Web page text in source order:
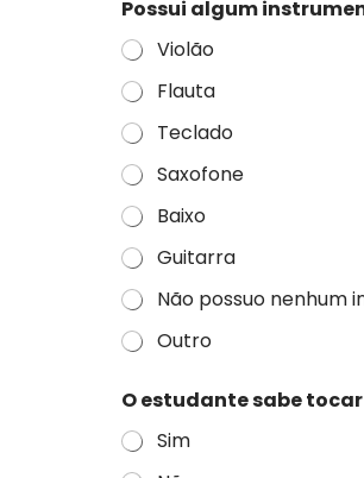
Possui algum
Violão
Flauta
Teclado
Saxofone
Baixo
Guitarra
Não possuo nenhum
Outro
O estudante sabe
Sim